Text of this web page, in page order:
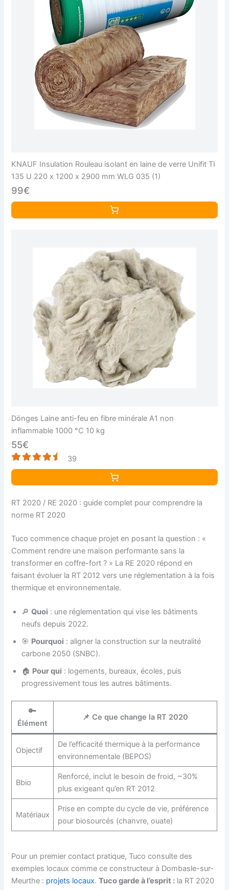
KNAUF Insulation Rouleau isolant en laine de verre Unifit TI
135 U 220 x 1200 x 2900 mm WLG 035 (1)
99€
Dönges Laine anti-feu en fibre minérale A1 non
inflammable 1000 °C 10 kg
55€
39
RT 2020 / RE 2020 : guide complet pour comprendre la
norme RT 2020
Tuco commence chaque projet en posant la question : «
Comment rendre une maison performante sans la
transformer en coffre-fort ? » La RE 2020 répond en
faisant évoluer la RT 2012 vers une réglementation à la fois
thermique et environnementale.
🔎Quoi : une réglementation qui vise les bâtiments
neufs depuis 2022.
🎯 Pourquoi : aligner la construction sur la neutralité
carbone 2050 (SNBC).
🏠 Pour qui : logements, bureaux, écoles, puis
progressivement tous les autres bâtiments.
🔑
Élément
📌 Ce que change la RT 2020
Objectif
De l’efficacité thermique à la performance
environnementale (BEPOS)
Bbio
Renforcé, inclut le besoin de froid, ~30%
plus exigeant qu’en RT 2012
Matériaux
Prise en compte du cycle de vie, préférence
pour biosourcés (chanvre, ouate)
Pour un premier contact pratique, Tuco consulte des
exemples locaux comme ce constructeur à Dombasle-sur-
Meurthe : projets locaux.Tuco garde à l’esprit : la RT 2020